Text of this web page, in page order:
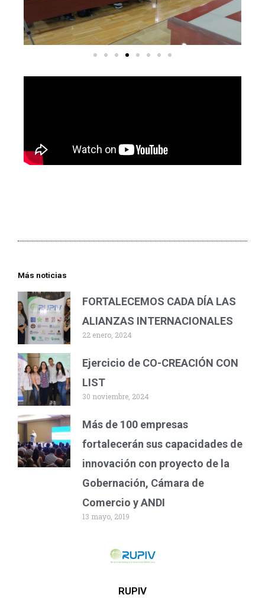
RUPIV
Más noticias
FORTALECEMOS CADA DÍA LAS
ALIANZAS INTERNACIONALES
22 enero, 2024
Ejercicio de CO-CREACIÓN CON
LIST
30 noviembre, 2024
Más de 100 empresas
fortalecerán sus capacidades de
innovación con proyecto de la
Gobernación, Cámara de
Comercio y ANDI
13 mayo, 2019